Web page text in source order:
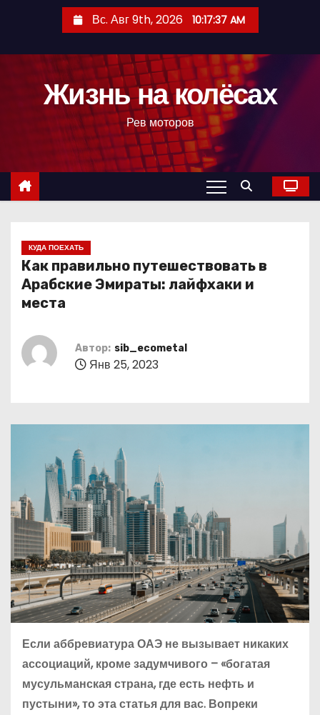
с
Вс. Авг 9th, 2026 10:17:38 AM
Жизнь на колёсах
Рев моторов
КУДА ПОЕХАТЬ
Как правильно путешествовать в
Арабские Эмираты: лайфхаки и
места
Автор: sib_ecometal
Янв 25, 2023
Если аббревиатура ОАЭ не вызывает никаких
ассоциаций, кроме задумчивого – «богатая
мусульманская страна, где есть нефть и
пустыни», то эта статья для вас. Вопреки